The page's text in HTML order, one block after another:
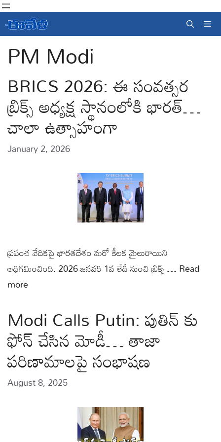
Skip
to
content
PM Modi
BRICS 2026: ఈ సంవత్సర
బ్రిక్స్ అధ్యక్ష స్థానంలోకి భారత్…
చాలా ఉత్సాహంగా
January 2, 2026
ప్రపంచ వేదికపై భారతదేశం మరో కీలక మైలురాయిని
అధిగమించింది. 2026 జనవరి 1వ తేదీ నుంచి బ్రిక్స్ …Read
more
Modi Calls Putin: పుతిన్ కు
ఫోన్ చేసిన మోడీ… తాజా
పరిణామాలపై సంభాషణ
August 8, 2025